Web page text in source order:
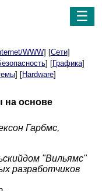
☰
WWW] [Сети]
] [Графика]
] [Hardware]
на основе
Гарбмс,
"Вильямс"
разработчиков